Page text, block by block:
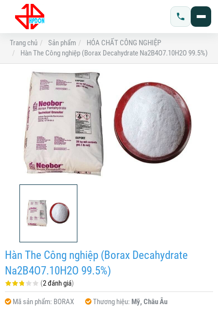
Trang chủ Sản phẩm
HÓA CHẤT CÔNG NGHIỆP
Hàn The Công nghiệp (Borax Decahydrate Na2B4O7.10H2O 99.5%)
Hàn The Công nghiệp (Borax Decahydrate
Na2B4O7.10H2O 99.5%)
(2 đánh giá)
Mã sản phẩm: BORAX Thương hiệu: Mỹ, Châu Âu